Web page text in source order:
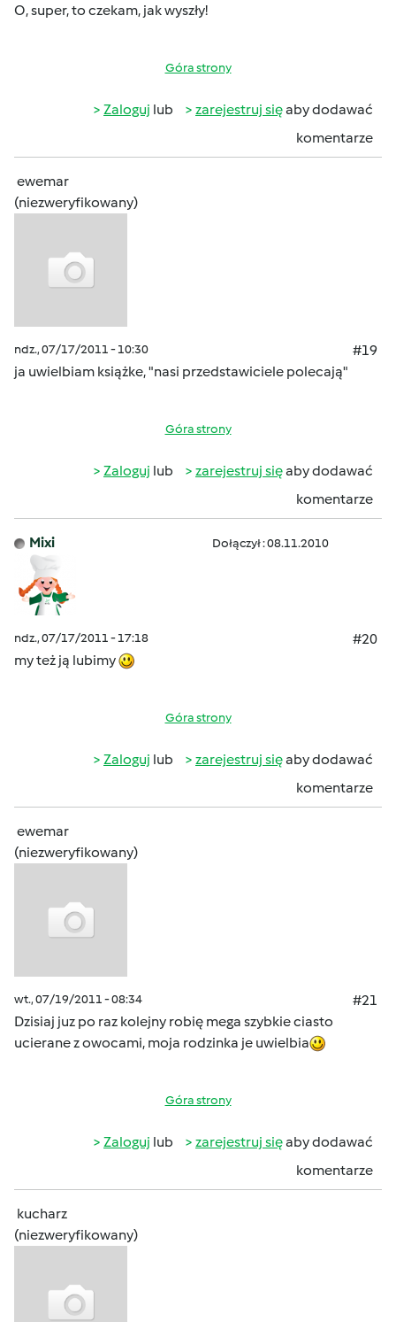
O, super, to czekam, jak wyszły!
Góra strony
Zaloguj lub zarejestruj sięaby dodawać
komentarze
ewemar
(niezweryfikowany)
ndz., 07/17/2011 - 10:30
#19
ja uwielbiam książke, "nasi przedstawiciele polecają"
Góra strony
Zaloguj lub zarejestruj sięaby dodawać
komentarze
Mixi Dołączył : 08.11.2010
ndz., 07/17/2011 - 17:18
#20
my też ją lubimy
Góra strony
Zaloguj lub zarejestruj sięaby dodawać
komentarze
ewemar
(niezweryfikowany)
wt., 07/19/2011 - 08:34
#21
Dzisiaj juz po raz kolejny robię mega szybkie ciasto
ucierane z owocami, moja rodzinka je uwielbia
Góra strony
Zaloguj lub zarejestruj sięaby dodawać
komentarze
kucharz
(niezweryfikowany)